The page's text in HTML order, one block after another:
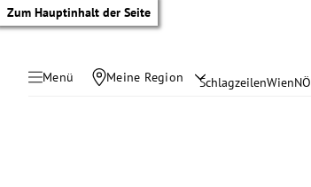
Zum Hauptinhalt der Seite
Menü Meine Region SchlagzeilenWienNÖ